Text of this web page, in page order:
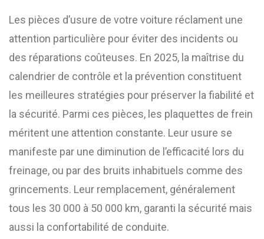
Les pièces d’usure de votre voiture réclament une
attention particulière pour éviter des incidents ou
des réparations coûteuses. En 2025, la maîtrise du
calendrier de contrôle et la prévention constituent
les meilleures stratégies pour préserver la fiabilité et
la sécurité. Parmi ces pièces, les plaquettes de frein
méritent une attention constante. Leur usure se
manifeste par une diminution de l’efficacité lors du
freinage, ou par des bruits inhabituels comme des
grincements. Leur remplacement, généralement
tous les 30 000 à 50 000 km, garanti la sécurité mais
aussi la confortabilité de conduite.